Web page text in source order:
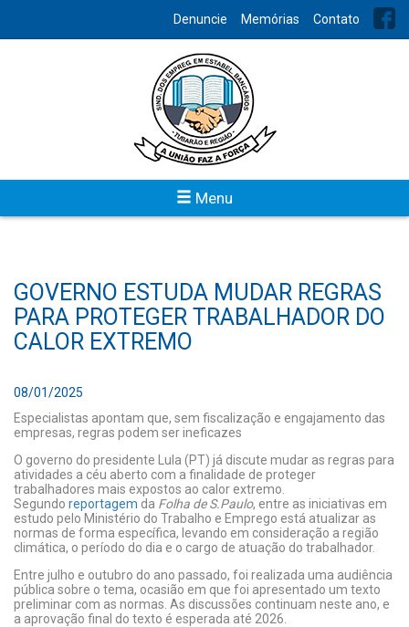
Denuncie Memórias Contato
Menu
GOVERNO ESTUDA MUDAR REGRAS
PARA PROTEGER TRABALHADOR DO
CALOR EXTREMO
08/01/2025
Especialistas apontam que, sem fiscalização e engajamento das
empresas, regras podem ser ineficazes
O governo do presidente Lula (PT) já discute mudar as regras para
atividades a céu aberto com a finalidade de proteger
trabalhadores mais expostos ao calor extremo.
Segundo reportagem da Folha de S.Paulo, entre as iniciativas em
estudo pelo Ministério do Trabalho e Emprego está atualizar as
normas de forma específica, levando em consideração a região
climática, o período do dia e o cargo de atuação do trabalhador.
Entre julho e outubro do ano passado, foi realizada uma audiência
pública sobre o tema, ocasião em que foi apresentado um texto
preliminar com as normas. As discussões continuam neste ano, e
a aprovação final do texto é esperada até 2026.